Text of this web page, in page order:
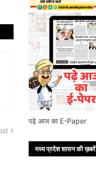
पढ़े आज का E-Paper
मध्य प्रदेश शासन की ख़बरें